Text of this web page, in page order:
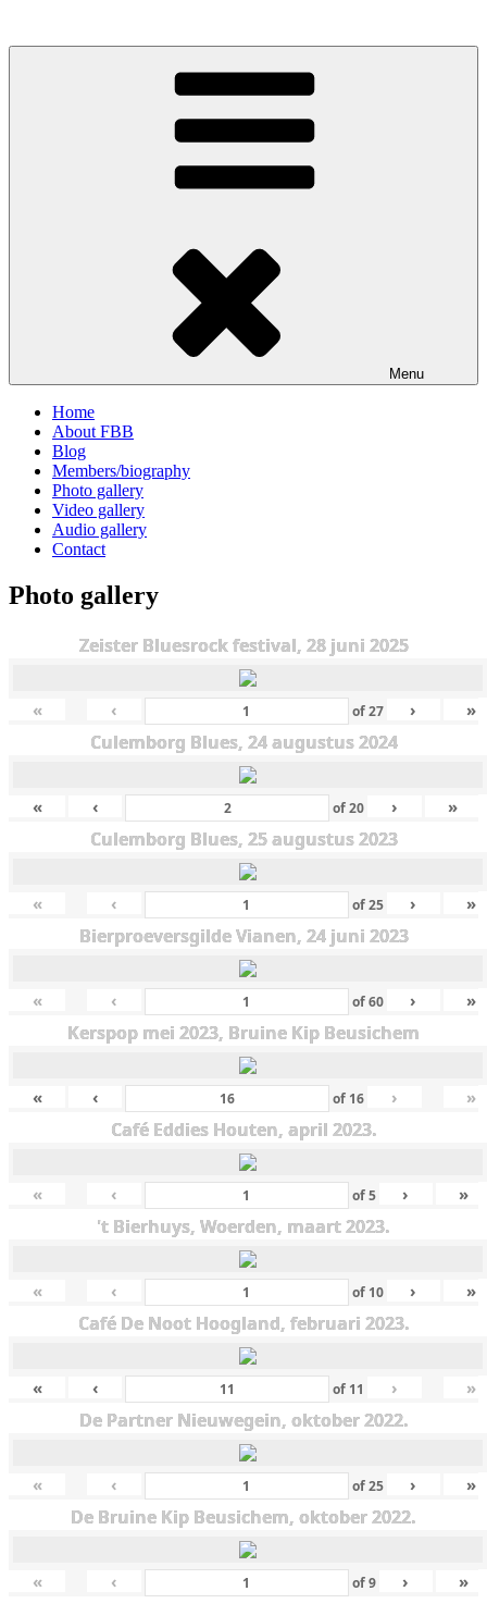
Menu
Home
About FBB
Blog
Members/biography
Photo gallery
Video gallery
Audio gallery
Contact
Photo gallery
Zeister Bluesrock festival, 28 juni 2025
« ‹ of27 › »
Culemborg Blues, 24 augustus 2024
« ‹ of20 › »
Culemborg Blues, 25 augustus 2023
« ‹ of25 › »
Bierproeversgilde Vianen, 24 juni 2023
« ‹ of60 › »
Kerspop mei 2023, Bruine Kip Beusichem
« ‹ of 16 › »
Café Eddies Houten, april 2023.
« ‹ of5 › »
't Bierhuys, Woerden, maart 2023.
« ‹ of 10 › »
Café De Noot Hoogland, februari 2023.
« ‹ of 11 › »
De Partner Nieuwegein, oktober 2022.
« ‹ of25 › »
De Bruine Kip Beusichem, oktober 2022.
« ‹ of9 › »